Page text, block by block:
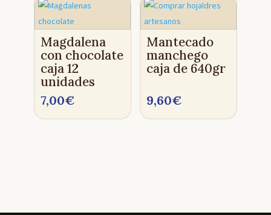
Magdalena
con chocolate
caja 12
unidades
7,00€
Mantecado
manchego
caja de 640gr
9,60€